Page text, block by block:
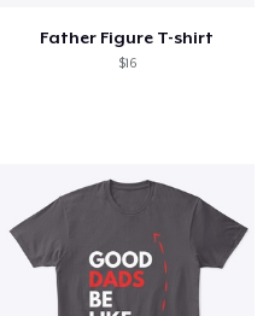
Father Figure T-shirt
$16